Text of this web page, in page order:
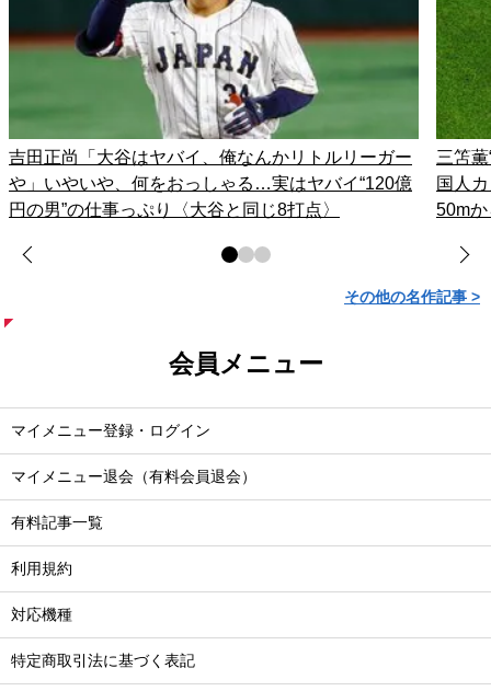
吉田正尚「大谷はヤバイ、俺なんかリトルリーガー
や」いやいや、何をおっしゃる…実はヤバイ“120億
円の男”の仕事っぷり〈大谷と同じ8打点〉
三笘薫
国人
50m
その他の名作記事 >
会員メニュー
マイメニュー登録・ログイン
マイメニュー退会（有料会員退会）
有料記事一覧
利用規約
対応機種
特定商取引法に基づく表記